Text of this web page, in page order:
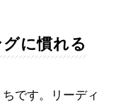
に慣れる
です。リーディ